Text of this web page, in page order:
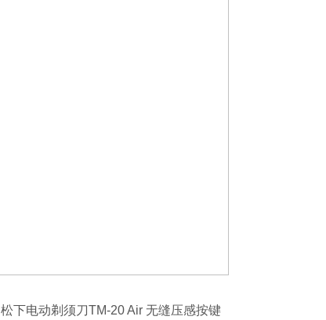
松下电动剃须刀TM-20 Air 无缝压感按键